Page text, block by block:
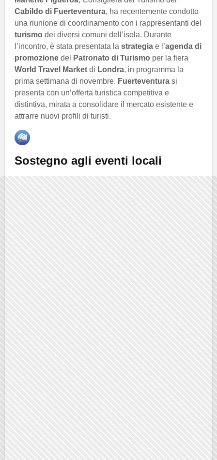
Cabildo di Fuerteventura, ha recentemente condotto
una riunione di coordinamento con i rappresentanti del
turismo dei diversi comuni dell’isola. Durante
l’incontro, è stata presentata la strategia e l’agenda di
promozione del Patronato di Turismo per la fiera
World Travel Market di Londra, in programma la
prima settimana di novembre. Fuerteventura si
presenta con un’offerta turistica competitiva e
distintiva, mirata a consolidare il mercato esistente e
attrarre nuovi profili di turisti.
Sostegno agli eventi locali